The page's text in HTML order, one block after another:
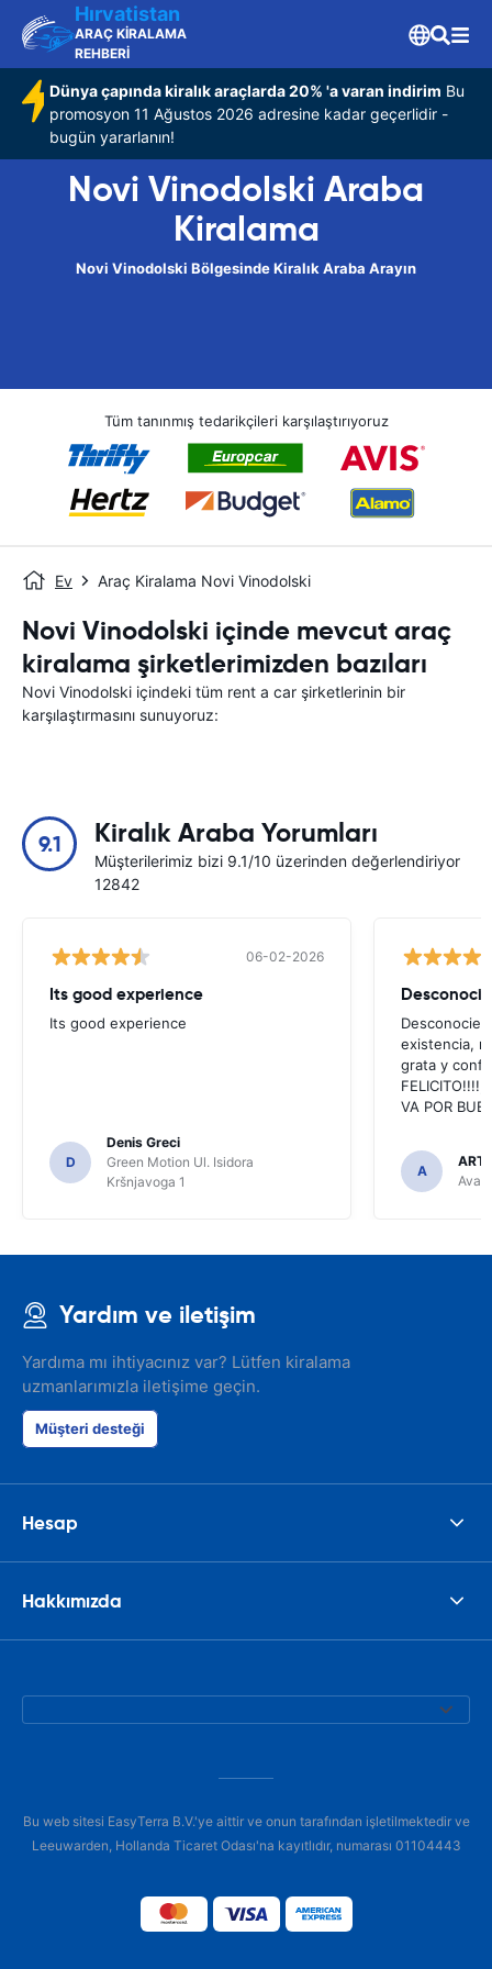
Hırvatistan
ARAÇ KİRALAMA
REHBERİ
Dünya çapında kiralık araçlarda 20% 'a varan indirim Bu
promosyon 11 Ağustos 2026 adresine kadar geçerlidir -
bugün yararlanın!
Novi Vinodolski Araba
Kiralama
Novi Vinodolski Bölgesinde Kiralık Araba Arayın
Tüm tanınmış tedarikçileri karşılaştırıyoruz
Ev Araç Kiralama Novi Vinodolski
Novi Vinodolski içinde mevcut araç
kiralama şirketlerimizden bazıları
Novi Vinodolski içindeki tüm rent a car şirketlerinin bir
karşılaştırmasını sunuyoruz:
9.1 Kiralık Araba Yorumları
Müşterilerimiz bizi 9.1/10 üzerinden değerlendiriyor
12842
06-02-2026
Its good experience
Its good experience
D
Denis Greci
Green Motion Ul. Isidora
Kršnjavoga 1
existencia,
grata y
FELICITO!!!!,
VA POR
A
Yardım ve iletişim
Yardıma mı ihtiyacınız var? Lütfen kiralama
uzmanlarımızla iletişime geçin.
Müşteri desteği
Hesap
Hakkımızda
Bu web sitesi EasyTerra B.V.'ye aittir ve onun tarafından işletilmektedir ve
Leeuwarden, Hollanda Ticaret Odası'na kayıtlıdır, numarası 01104443